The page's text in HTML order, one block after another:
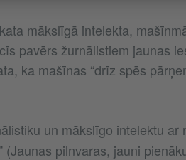
mākslīgā intelekta,
pavērs žurnālistiem jaunas
ka mašīnas “drīz spēs
un mākslīgo intelektu ar
” (Jaunas pilnvaras, jauni